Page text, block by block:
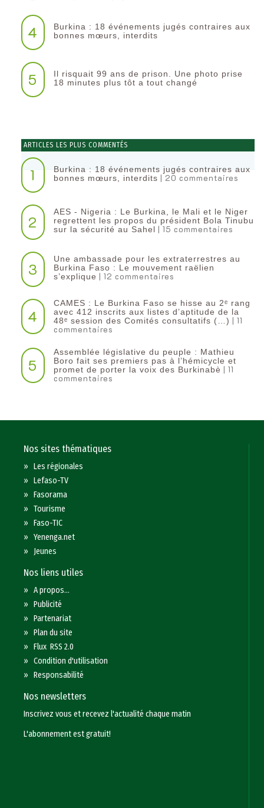
4
Burkina : 18 événements jugés contraires aux
bonnes mœurs, interdits
5
Il risquait 99 ans de prison. Une photo prise
18 minutes plus tôt a tout changé
ARTICLES LES PLUS COMMENTÉS
1
Burkina : 18 événements jugés contraires aux
bonnes mœurs, interdits | 20 commentaires
2
AES - Nigeria : Le Burkina, le Mali et le Niger
regrettent les propos du président Bola Tinubu
sur la sécurité au Sahel | 15 commentaires
3
Une ambassade pour les extraterrestres au
Burkina Faso : Le mouvement raëlien
s’explique | 12 commentaires
4
CAMES : Le Burkina Faso se hisse au 2ᵉ rang
avec 412 inscrits aux listes d’aptitude de la
48ᵉ session des Comités consultatifs (…) | 11
commentaires
5
Assemblée législative du peuple : Mathieu
Boro fait ses premiers pas à l’hémicycle et
promet de porter la voix des Burkinabè | 11
commentaires
Nos sites thématiques
»Les régionales
»Lefaso-TV
»Fasorama
»Tourisme
»Faso-TIC
»Yenenga.net
» Jeunes
Nos liens utiles
»A propos...
»Publicité
»Partenariat
»Plan du site
»Flux RSS 2.0
»Condition d'utilisation
»Responsabilité
Nos newsletters
Inscrivez vous et recevez l'actualité chaque matin
L'abonnement est gratuit!